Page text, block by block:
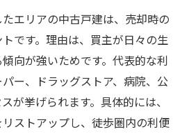
エリアの中古戸建は、売却時の
です。理由は、買主が日々の生
向が強いためです。代表的な利
ー、ドラッグストア、病院、公
が挙げられます。具体的には、
ストアップし、徒歩圏内の利便